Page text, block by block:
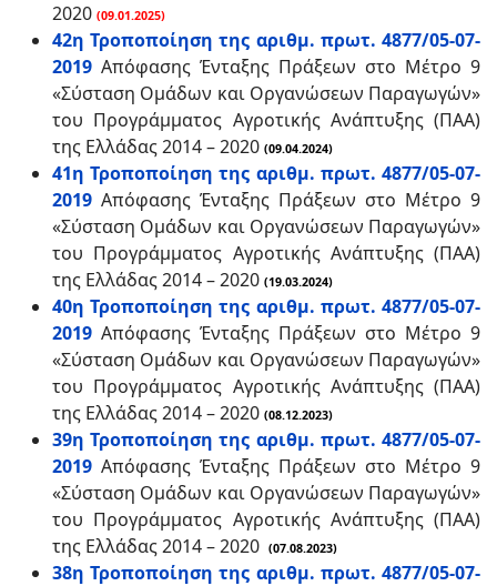
2020 (09.01.2025)
42η Τροποποίηση της αριθμ. πρωτ. 4877/05-07-
2019 Απόφασης Ένταξης Πράξεων στο Μέτρο 9
«Σύσταση Ομάδων και Οργανώσεων Παραγωγών»
του Προγράμματος Αγροτικής Ανάπτυξης (ΠΑΑ)
της Ελλάδας 2014 – 2020 (09.04.2024)
41η Τροποποίηση της αριθμ. πρωτ. 4877/05-07-
2019 Απόφασης Ένταξης Πράξεων στο Μέτρο 9
«Σύσταση Ομάδων και Οργανώσεων Παραγωγών»
του Προγράμματος Αγροτικής Ανάπτυξης (ΠΑΑ)
της Ελλάδας 2014 – 2020 (19.03.2024)
40η Τροποποίηση της αριθμ. πρωτ. 4877/05-07-
2019 Απόφασης Ένταξης Πράξεων στο Μέτρο 9
«Σύσταση Ομάδων και Οργανώσεων Παραγωγών»
του Προγράμματος Αγροτικής Ανάπτυξης (ΠΑΑ)
της Ελλάδας 2014 – 2020 (08.12.2023)
39η Τροποποίηση της αριθμ. πρωτ. 4877/05-07-
2019 Απόφασης Ένταξης Πράξεων στο Μέτρο 9
«Σύσταση Ομάδων και Οργανώσεων Παραγωγών»
του Προγράμματος Αγροτικής Ανάπτυξης (ΠΑΑ)
της Ελλάδας 2014 – 2020 (07.08.2023)
38η Τροποποίηση της αριθμ. πρωτ. 4877/05-07-